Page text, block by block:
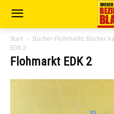
Start Bücher-Flohmarkt: Bücher
EDK 2
Flohmarkt EDK 2